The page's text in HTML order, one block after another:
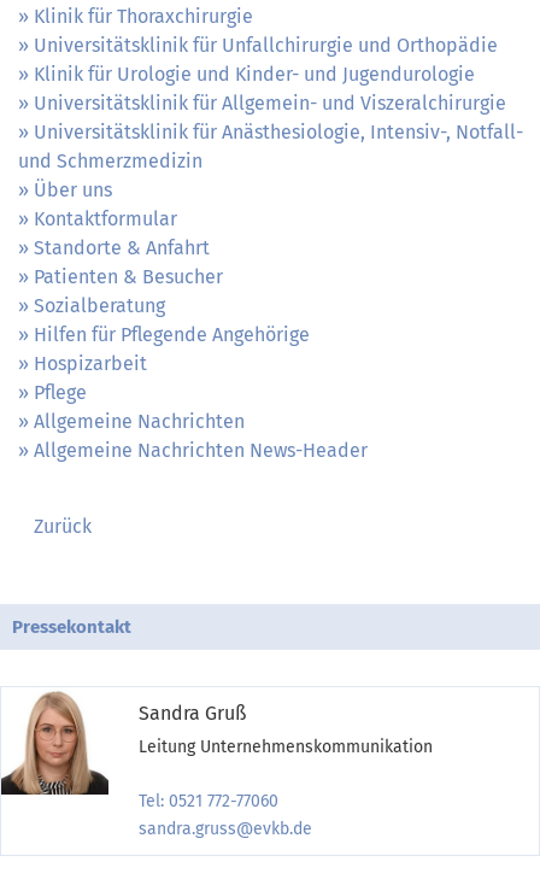
Klinik für Thoraxchirurgie
Universitätsklinik für Unfallchirurgie und Orthopädie
Klinik für Urologie und Kinder- und Jugendurologie
Universitätsklinik für Allgemein- und Viszeralchirurgie
Universitätsklinik für Anästhesiologie, Intensiv-, Notfall-
und Schmerzmedizin
Über uns
Kontaktformular
Standorte & Anfahrt
Patienten & Besucher
Sozialberatung
Hilfen für Pflegende Angehörige
Hospizarbeit
Pflege
Allgemeine Nachrichten
Allgemeine Nachrichten News-Header
Zurück
Pressekontakt
Sandra Gruß
Leitung Unternehmenskommunikation
Tel: 0521 772-77060
sandra.gruss@evkb.de